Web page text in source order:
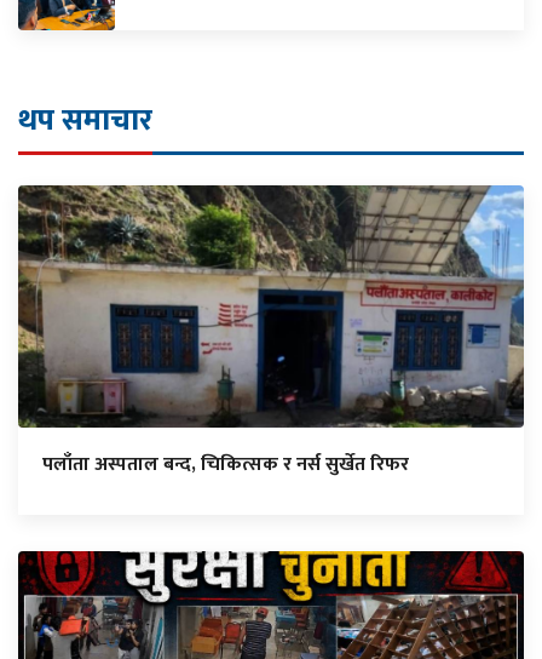
थप समाचार
पलाँता अस्पताल बन्द, चिकित्सक र नर्स सुर्खेत रिफर